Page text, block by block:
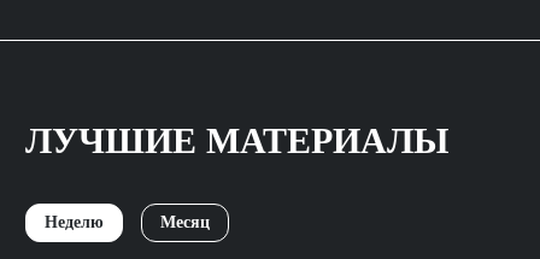
ЛУЧШИЕ МАТЕРИАЛЫ
Неделю Месяц